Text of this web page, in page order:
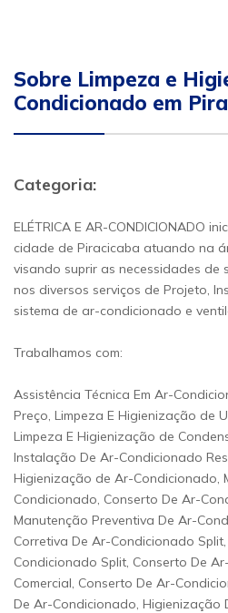
Sobre Limpeza e
Condicionado em
Categoria:
ELÉTRICA E AR-CONDICIONADO
cidade de Piracicaba atuando na
visando suprir as necessidades de
nos diversos serviços de Projeto,
sistema de ar-condicionado e
Trabalhamos com:
Assistência Técnica Em Ar-
Preço, Limpeza E Higienização de
Limpeza E Higienização de
Instalação De Ar-Condicionado
Higienização de Ar-Condicionado,
Condicionado, Conserto De Ar-
Manutenção Preventiva De Ar-
Corretiva De Ar-Condicionado
Condicionado Split, Conserto De
Comercial, Conserto De Ar-
De Ar-Condicionado, Higienização